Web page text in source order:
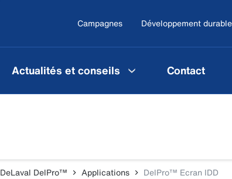
Campagnes Développement durable
Actualités et conseils Contact
DeLaval DelPro™ Applications DelPro™ Ecran IDD